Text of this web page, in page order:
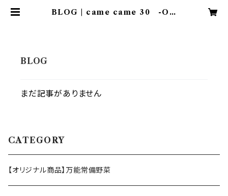
BLOG | came came 30 -ON
まだ記事がありません
CATEGORY
【オリジナル商品】万能常備野菜